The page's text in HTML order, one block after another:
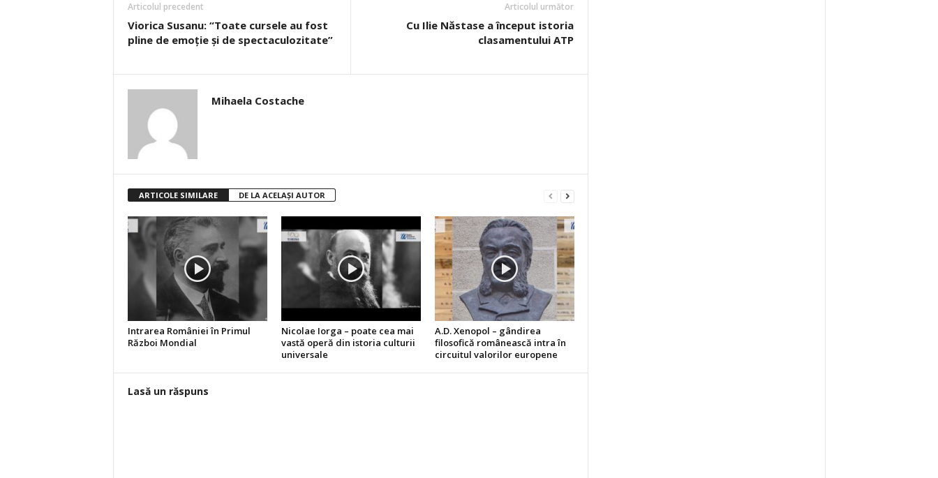
Articolul precedent
Viorica Susanu: “Toate cursele au fost
pline de emoţie şi de spectaculozitate”
Articolul următor
Cu Ilie Năstase a început istoria
clasamentului ATP
Mihaela Costache
ARTICOLE SIMILARE DE LA ACELAȘI AUTOR
Intrarea României în Primul
Război Mondial
Nicolae Iorga – poate cea mai
vastă operă din istoria culturii
universale
A.D. Xenopol – gândirea
filosofică românească intra în
circuitul valorilor europene
Lasă un răspuns